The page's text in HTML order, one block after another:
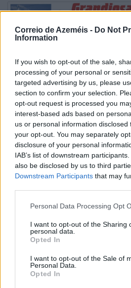
Correio de Azeméis - Do Not
Information
If you wish to opt-out of the sale,
processing of your personal or
targeted advertising by us, please
section to confirm your selection.
opt-out request is processed you
interest-based ads based on
us or personal information
your opt-out. You may separately
disclosure of your personal
IAB’s list of downstream
also be disclosed by us to third
Downstream Participants that may
Personal Data Processing Opt
I want to opt-out of the Sharing
personal data.
Opted In
I want to opt-out of the Sale of
Personal Data.
Opted In